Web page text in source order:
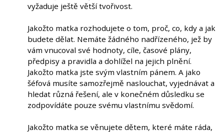
vyžaduje ještě větší tvořivost.
Jakožto matka rozhodujete o tom, proč, co, kdy a jak
budete dělat. Nemáte žádného nadřízeného, jež by
vám vnucoval své hodnoty, cíle, časové plány,
předpisy a pravidla a dohlížel na jejich plnění.
Jakožto matka jste svým vlastním pánem. A jako
šéfová musíte samozřejmě naslouchat, vyjednávat a
hledat různá řešení, ale v konečném důsledku se
zodpovídáte pouze svému vlastnímu svědomí.
Jakožto matka se věnujete dětem, které máte ráda,